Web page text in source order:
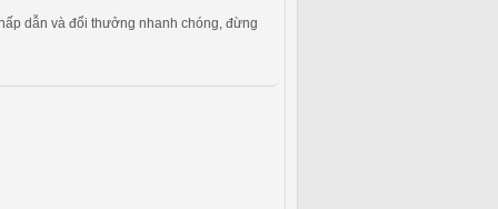
dẫn và đổi thưởng nhanh chóng, đừng